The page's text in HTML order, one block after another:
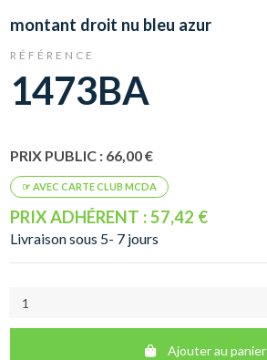
montant droit nu bleu azur
RÉFÉRENCE
1473BA
PRIX PUBLIC : 66,00 €
PRIX ADHÉRENT : 57,42 €
Livraison sous 5- 7 jours
Ajouter au panier